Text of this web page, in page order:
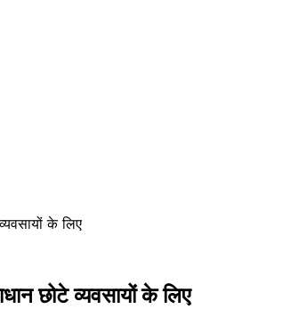
के लिए
छोटे व्यवसायों के लिए